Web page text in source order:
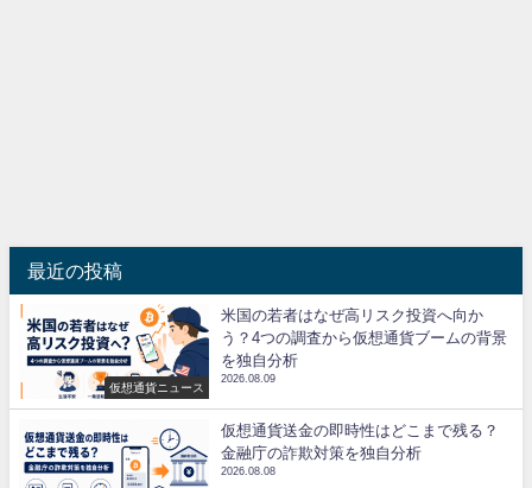
最近の投稿
仮想通貨ニュース
米国の若者はなぜ高リスク投資へ向か
う？4つの調査から仮想通貨ブームの背景
を独自分析
2026.08.09
仮想通貨送金の即時性はどこまで残る？
金融庁の詐欺対策を独自分析
2026.08.08